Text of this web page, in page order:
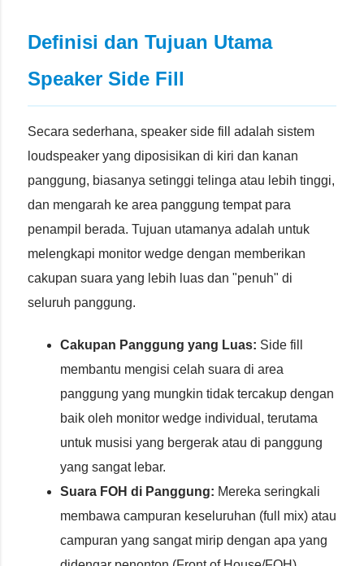
Definisi dan Tujuan Utama
Speaker Side Fill
Secara sederhana, speaker side fill adalah sistem
loudspeaker yang diposisikan di kiri dan kanan
panggung, biasanya setinggi telinga atau lebih tinggi,
dan mengarah ke area panggung tempat para
penampil berada. Tujuan utamanya adalah untuk
melengkapi monitor wedge dengan memberikan
cakupan suara yang lebih luas dan "penuh" di
seluruh panggung.
Cakupan Panggung yang Luas: Side fill
membantu mengisi celah suara di area
panggung yang mungkin tidak tercakup dengan
baik oleh monitor wedge individual, terutama
untuk musisi yang bergerak atau di panggung
yang sangat lebar.
Suara FOH di Panggung: Mereka seringkali
membawa campuran keseluruhan (full mix) atau
campuran yang sangat mirip dengan apa yang